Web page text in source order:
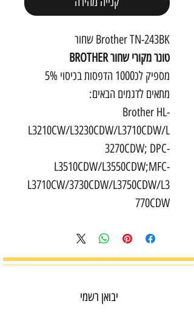
Brother TN-243BK שחור
טונר מקורי שחור BROTHER
מספיק לכ1000 הדפסות בכיסוי 5%
מתאים לדגמים הבאים:
Brother HL-
L3210CW/L3230CDW/L3710CDW/L
3270CDW; DPC-
L3510CDW/L3550CDW;MFC-
L3710CW/3730CDW/L3750CDW/L3
770CDW
יבואן רשמי